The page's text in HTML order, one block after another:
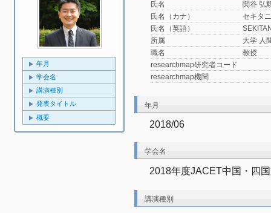
年月
学会名
講演種別
発表タイトル
概要
氏名
関谷 弘
氏名（カナ）
セキタ
氏名（英語）
所属
大学 人
職名
教授
researchmap研究者コード
researchmap機関
年月
2018/06
学会名
2018年度JACET中国・四
講演種別